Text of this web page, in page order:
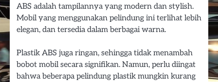
ABS adalah tampilannya yang modern dan stylish.
Mobil yang menggunakan pelindung ini terlihat lebih
elegan, dan tersedia dalam berbagai warna.
Plastik ABS juga ringan, sehingga tidak menambah
bobot mobil secara signifikan. Namun, perlu diingat
bahwa beberapa pelindung plastik mungkin kurang